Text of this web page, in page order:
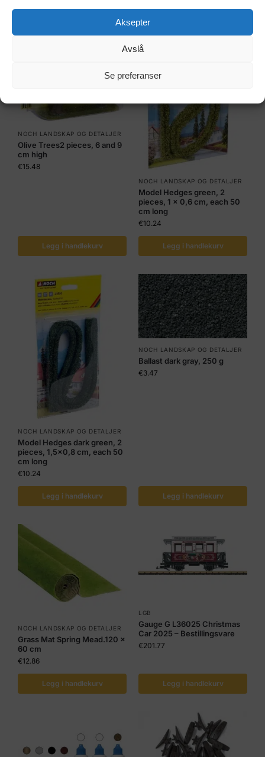
Aksepter
Avslå
Se preferanser
NOCH LANDSKAP OG DETALJER
Olive Trees2 pieces, 6 and 9
cm high
€15.48
Legg i handlekurv
NOCH LANDSKAP OG DETALJER
Model Hedges green, 2
pieces, 1 x 0,6 cm, each 50
cm long
€10.24
Legg i handlekurv
NOCH LANDSKAP OG DETALJER
Model Hedges dark green, 2
pieces, 1,5×0,8 cm, each 50
cm long
€10.24
Legg i handlekurv
NOCH LANDSKAP OG DETALJER
Ballast dark gray, 250 g
€3.47
Legg i handlekurv
NOCH LANDSKAP OG DETALJER
Grass Mat Spring Mead.120 x
60 cm
€12.86
Legg i handlekurv
LGB
Gauge G L36025 Christmas
Car 2025 – Bestillingsvare
€201.77
Legg i handlekurv